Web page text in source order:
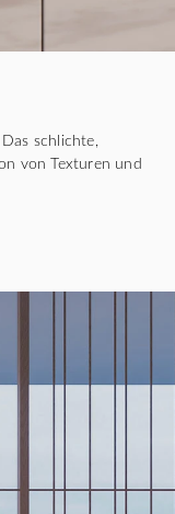
schlichte,
von Texturen und